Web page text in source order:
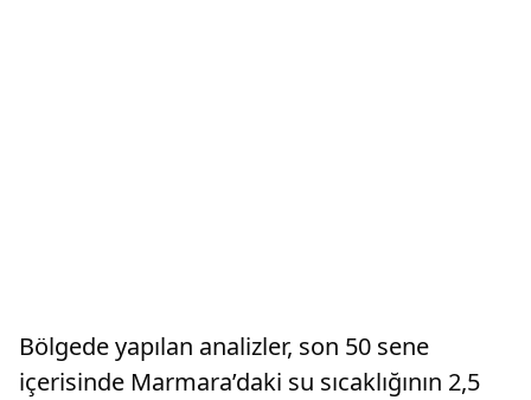
Bölgede yapılan analizler, son 50 sene
içerisinde Marmara’daki su sıcaklığının 2,5